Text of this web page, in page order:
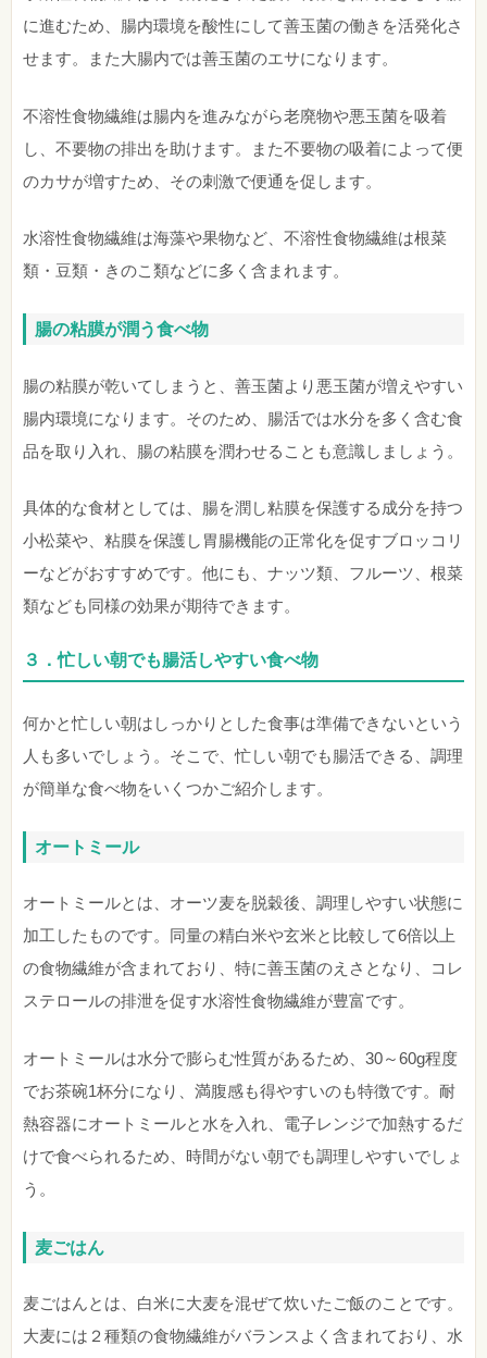
に進むため、腸内環境を酸性にして善玉菌の働きを活発化さ
せます。また大腸内では善玉菌のエサになります。
不溶性食物繊維は腸内を進みながら老廃物や悪玉菌を吸着
し、不要物の排出を助けます。また不要物の吸着によって便
のカサが増すため、その刺激で便通を促します。
水溶性食物繊維は海藻や果物など、不溶性食物繊維は根菜
類・豆類・きのこ類などに多く含まれます。
腸の粘膜が潤う食べ物
腸の粘膜が乾いてしまうと、善玉菌より悪玉菌が増えやすい
腸内環境になります。そのため、腸活では水分を多く含む食
品を取り入れ、腸の粘膜を潤わせることも意識しましょう。
具体的な食材としては、腸を潤し粘膜を保護する成分を持つ
小松菜や、粘膜を保護し胃腸機能の正常化を促すブロッコリ
ーなどがおすすめです。他にも、ナッツ類、フルーツ、根菜
類なども同様の効果が期待できます。
３．忙しい朝でも腸活しやすい食べ物
何かと忙しい朝はしっかりとした食事は準備できないという
人も多いでしょう。そこで、忙しい朝でも腸活できる、調理
が簡単な食べ物をいくつかご紹介します。
オートミール
オートミールとは、オーツ麦を脱穀後、調理しやすい状態に
加工したものです。同量の精白米や玄米と比較して6倍以上
の食物繊維が含まれており、特に善玉菌のえさとなり、コレ
ステロールの排泄を促す水溶性食物繊維が豊富です。
オートミールは水分で膨らむ性質があるため、30～60g程度
でお茶碗1杯分になり、満腹感も得やすいのも特徴です。耐
熱容器にオートミールと水を入れ、電子レンジで加熱するだ
けで食べられるため、時間がない朝でも調理しやすいでしょ
う。
麦ごはん
麦ごはんとは、白米に大麦を混ぜて炊いたご飯のことです。
大麦には２種類の食物繊維がバランスよく含まれており、水